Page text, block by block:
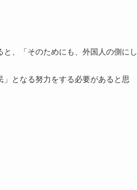
、「そのためにも、外国人の側にし
となる努力をする必要があると思